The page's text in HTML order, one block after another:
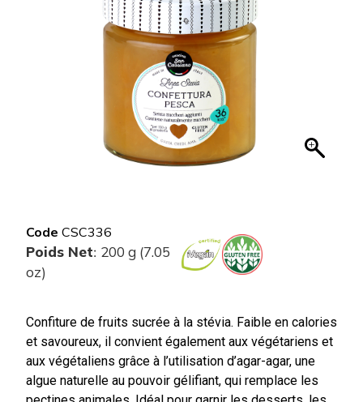
Code CSC336
Poids Net: 200 g (7.05
oz)
Confiture de fruits sucrée à la stévia. Faible en calories
et savoureux, il convient également aux végétariens et
aux végétaliens grâce à l’utilisation d’agar-agar, une
algue naturelle au pouvoir gélifiant, qui remplace les